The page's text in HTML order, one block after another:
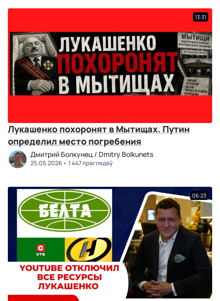
13:31
Лукашенко похоронят в Мытищах. Путин
определил место погребения
Дмитрий Болкунец / Dmitry Bolkunets
25.05.2026 1 447 праглядаў
06:23